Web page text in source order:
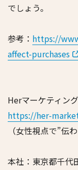
でしょう。
参考： https://
affect-purchases
Herマーケティング
https://her-
（女性視点で”伝
本社：東京都千